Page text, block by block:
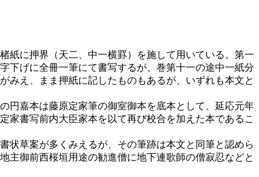
紙に押界（天二、中一横罫）を施して用いている。第一
下げに全冊一筆にて書写するが、巻第十一の途中一紙分
みえ、まま押紙に記したものもあるが、いずれも本文と
円嘉本は藤原定家筆の御室御本を底本として、延応元年
家書写前内大臣家本を以て再び校合を加えた本であるこ
草案が多くみえるが、その筆跡は本文と同筆と認めら
主御前西桜垣用途の勧進僧に地下連歌師の僧寂忍などと